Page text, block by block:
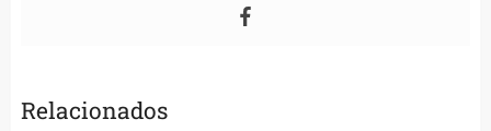
Relacionados